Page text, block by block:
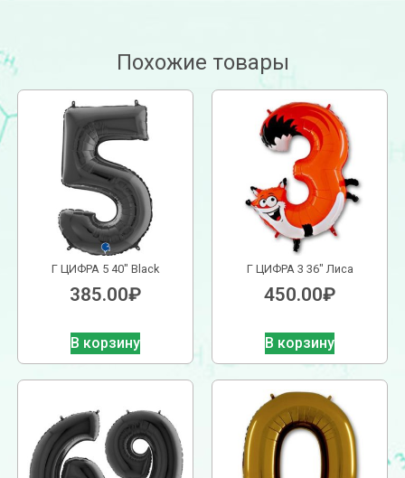
Похожие товары
Г ЦИФРА 5 40″ Black
385.00₽
В корзину
Г ЦИФРА 3 36″ Лиса
450.00₽
В корзину